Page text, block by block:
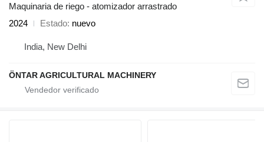
Maquinaria de riego - atomizador arrastrado
2024
Estado nuevo
India, New Delhi
ÖNTAR AGRICULTURAL MACHINERY